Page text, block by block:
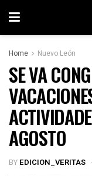
Home Nuevo León
SE VA
AGOSTO
BY EDICION_VERITAS